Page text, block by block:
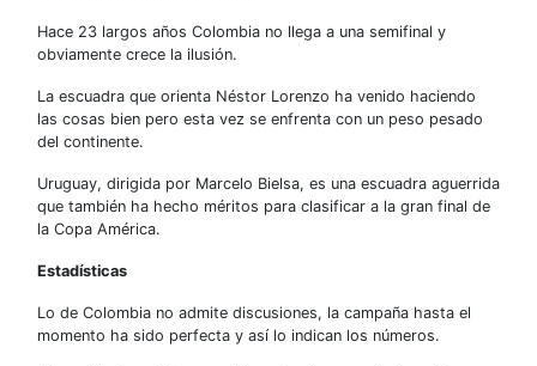
Hace 23 largos años Colombia no llega a una semifinal y
obviamente crece la ilusión.
La escuadra que orienta Néstor Lorenzo ha venido haciendo
las cosas bien pero esta vez se enfrenta con un peso pesado
del continente.
Uruguay, dirigida por Marcelo Bielsa, es una escuadra aguerrida
que también ha hecho méritos para clasificar a la gran final de
la Copa América.
Estadísticas
Lo de Colombia no admite discusiones, la campaña hasta el
momento ha sido perfecta y así lo indican los números.